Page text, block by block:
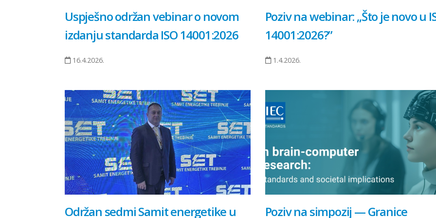
Uspješno održan vebinar o novom
izdanju standarda ISO 14001:2026
16.4.2026.
Poziv na webinar: „Što je novo u
14001:2026?”
1.4.2026.
Održan sedmi Samit energetike u Poziv na simpozij — Granice